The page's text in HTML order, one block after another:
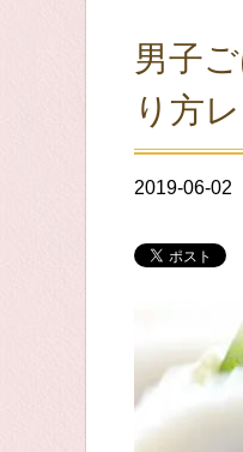
男子
り方
2019-06-02